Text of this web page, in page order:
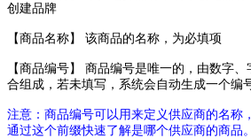
创建品牌
【商品名称】 该商品的名称，为必填项
【商品编号】 商品编号是唯一的，由数字
合组成，若未填写，系统会自动生成一个编
注意：商品编号可以用来定义供应商的名称
通过这个前缀快速了解是哪个供应商的商品。